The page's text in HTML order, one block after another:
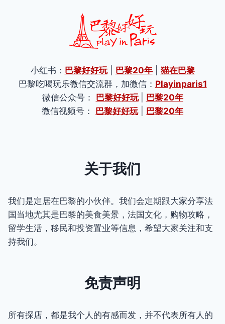
小红书： 巴黎好好玩| 巴黎20年| 猫在巴黎
巴黎吃喝玩乐微信交流群，加微信： Playinparis1
微信公众号： 巴黎好好玩
巴黎20年
微信视频号： 巴黎好好玩| 巴黎20年
关于我们
我们是定居在巴黎的小伙伴。我们会定期跟大家分享法
国当地尤其是巴黎的美食美景，法国文化，购物攻略，
留学生活，移民和投资置业等信息，希望大家关注和支
持我们。
免责声明
所有探店，都是我个人的有感而发，并不代表所有人的